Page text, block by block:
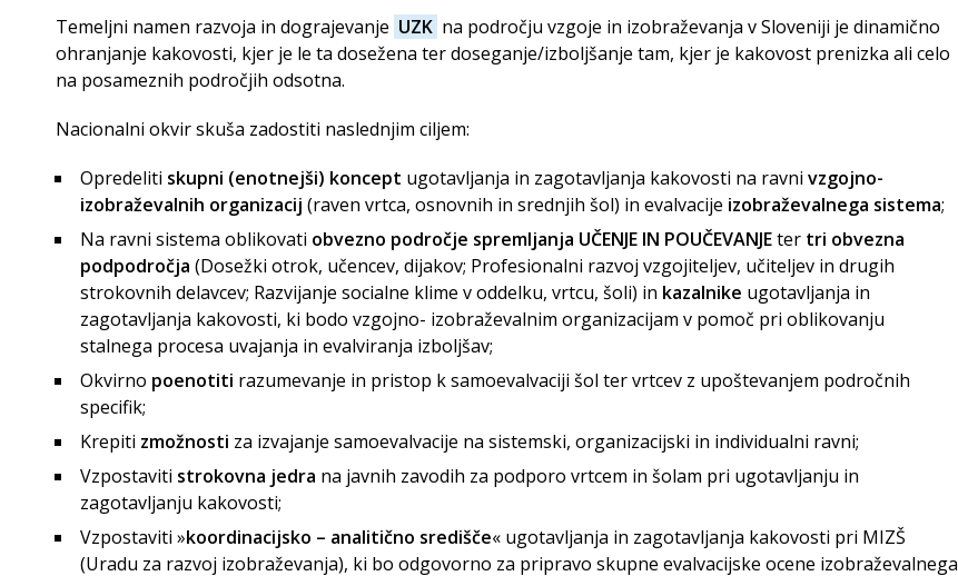
Temeljni namen razvoja in dograjevanje UZK na področju vzgoje in izobraževanja v Sloveniji je dinamično
ohranjanje kakovosti, kjer je le ta dosežena ter doseganje/izboljšanje tam, kjer je kakovost prenizka ali celo
na posameznih področjih odsotna.
Nacionalni okvir skuša zadostiti naslednjim ciljem:
Opredeliti skupni (enotnejši) koncept ugotavljanja in zagotavljanja kakovosti na ravni vzgojno-
izobraževalnih organizacij (raven vrtca, osnovnih in srednjih šol) in evalvacije izobraževalnega sistema;
Na ravni sistema oblikovati obvezno področje spremljanja UČENJE IN POUČEVANJEter tri obvezna
podpodročja (Dosežki otrok, učencev, dijakov; Profesionalni razvoj vzgojiteljev, učiteljev in drugih
strokovnih delavcev; Razvijanje socialne klime v oddelku, vrtcu, šoli) in kazalnike ugotavljanja in
zagotavljanja kakovosti, ki bodo vzgojno- izobraževalnim organizacijam v pomoč pri oblikovanju
stalnega procesa uvajanja in evalviranja izboljšav;
Okvirno poenotiti razumevanje in pristop k samoevalvaciji šol ter vrtcev z upoštevanjem področnih
specifik;
Krepiti zmožnosti za izvajanje samoevalvacije na sistemski, organizacijski in individualni ravni;
Vzpostaviti strokovna jedra na javnih zavodih za podporo vrtcem in šolam pri ugotavljanju in
zagotavljanju kakovosti;
Vzpostaviti »koordinacijsko – analitično središče« ugotavljanja in zagotavljanja kakovosti pri MIZŠ
(Uradu za razvoj izobraževanja), ki bo odgovorno za pripravo skupne evalvacijske ocene izobraževalnega